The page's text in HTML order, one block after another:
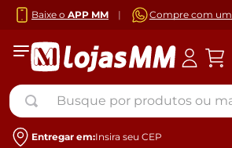
Baixe o APP MM | Compre com um
Busque por produtos ou marcas
Entregar em:Insira seu CEP